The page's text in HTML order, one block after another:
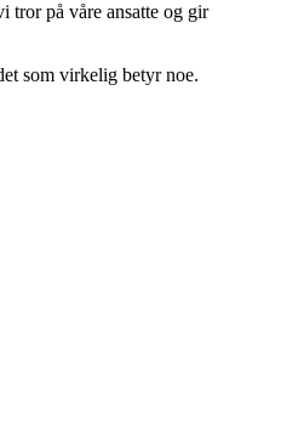
tror på våre ansatte og gir
som virkelig betyr noe.